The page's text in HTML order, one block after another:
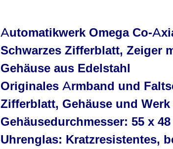
Automatikwerk Omega Co-
Schwarzes Zifferblatt, Zeiger
Gehäuse aus Edelstahl
Originales Armband und
Zifferblatt, Gehäuse und
Gehäusedurchmesser: 55 x
Uhrenglas: Kratzresistentes,